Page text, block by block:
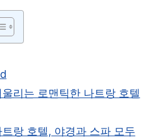
리는 로맨틱한 나트랑 호텔
랑 호텔, 야경과 스파 모두